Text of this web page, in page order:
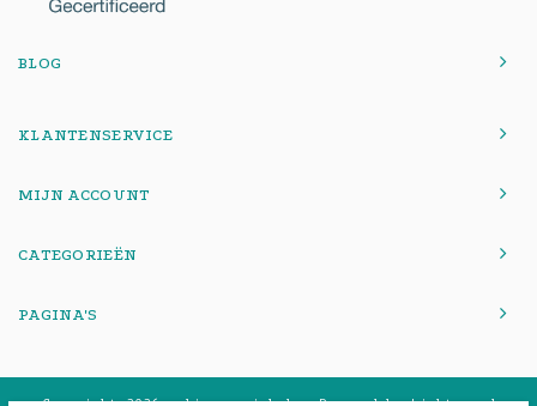
BLOG
KLANTENSERVICE
MIJN ACCOUNT
CATEGORIEËN
PAGINA'S